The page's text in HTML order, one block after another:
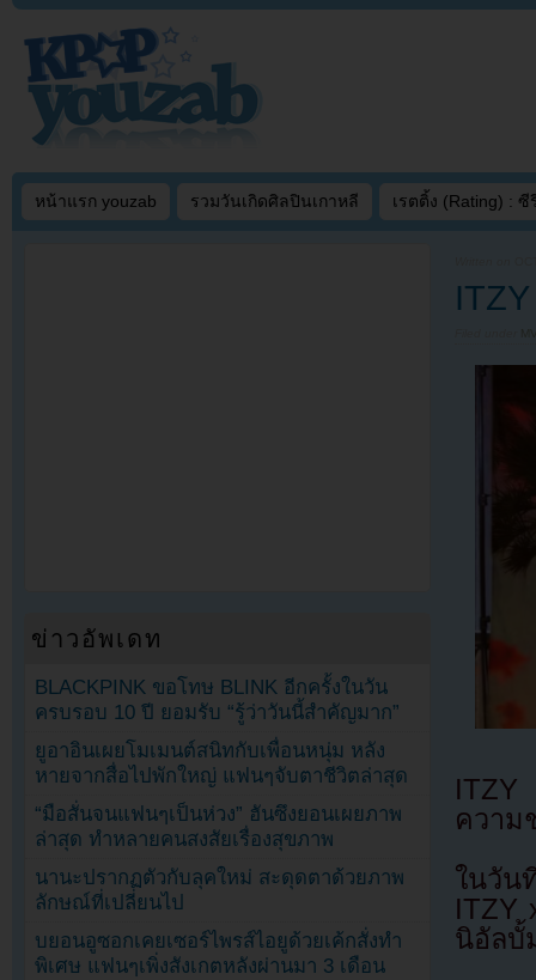
หน้าแรก youzab รวมวันเกิดศิลปินเกาหลี เรตติ้ง (Rating) : ซี
ITZY
ความ
ในวัน
ITZY
นิอัลบั้
ข่าวอัพเดท
BLACKPINK ขอโทษ BLINK อีกครั้งในวัน
ครบรอบ 10 ปี ยอมรับ “รู้ว่าวันนี้สำคัญมาก”
ยูอาอินเผยโมเมนต์สนิทกับเพื่อนหนุ่ม หลัง
หายจากสื่อไปพักใหญ่ แฟนๆจับตาชีวิตล่าสุด
“มือสั่นจนแฟนๆเป็นห่วง” ฮันซึงยอนเผยภาพ
ล่าสุด ทำหลายคนสงสัยเรื่องสุขภาพ
นานะปรากฏตัวกับลุคใหม่ สะดุดตาด้วยภาพ
ลักษณ์ที่เปลี่ยนไป
บยอนอูซอกเคยเซอร์ไพรส์ไอยูด้วยเค้กสั่งทำ
พิเศษ แฟนๆเพิ่งสังเกตหลังผ่านมา 3 เดือน